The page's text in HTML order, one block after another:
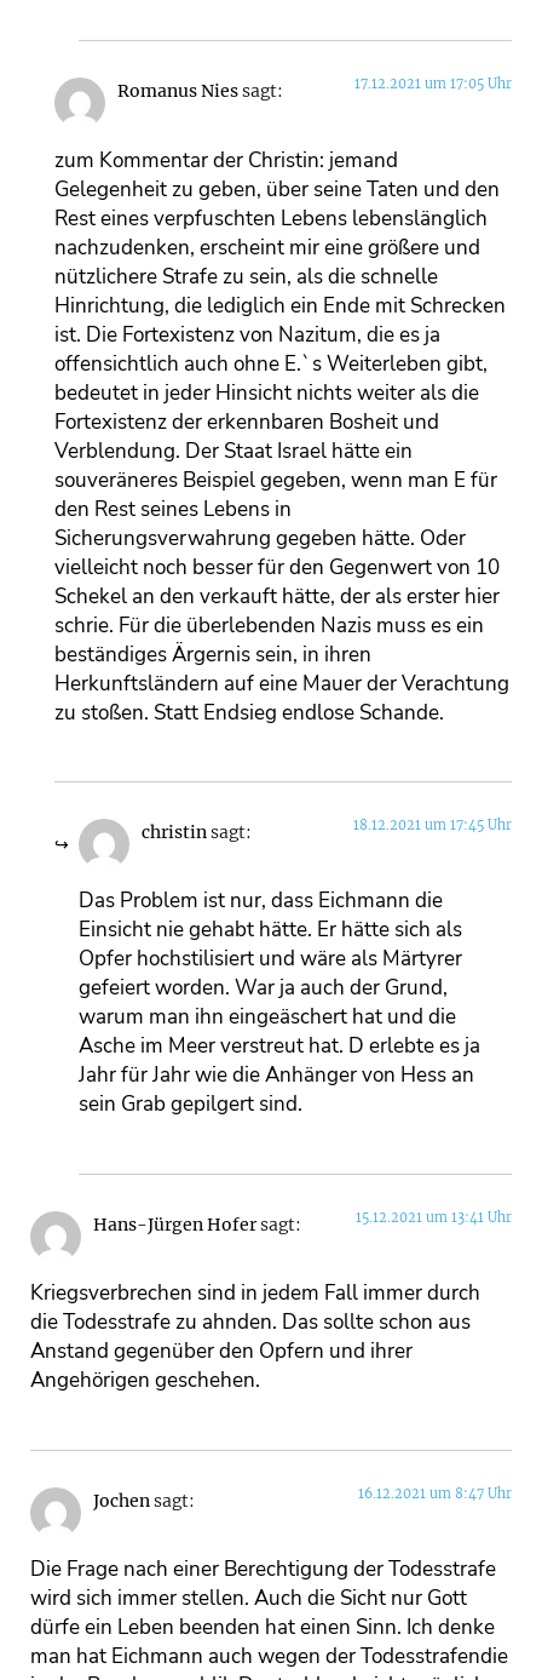
Romanus Niessagt: 17.12.2021 um 17:05 Uhr
zum Kommentar der Christin: jemand
Gelegenheit zu geben, über seine Taten und den
Rest eines verpfuschten Lebens lebenslänglich
nachzudenken, erscheint mir eine größere und
nützlichere Strafe zu sein, als die schnelle
Hinrichtung, die lediglich ein Ende mit Schrecken
ist. Die Fortexistenz von Nazitum, die es ja
offensichtlich auch ohne E.`s Weiterleben gibt,
bedeutet in jeder Hinsicht nichts weiter als die
Fortexistenz der erkennbaren Bosheit und
Verblendung. Der Staat Israel hätte ein
souveräneres Beispiel gegeben, wenn man E für
den Rest seines Lebens in
Sicherungsverwahrung gegeben hätte. Oder
vielleicht noch besser für den Gegenwert von 10
Schekel an den verkauft hätte, der als erster hier
schrie. Für die überlebenden Nazis muss es ein
beständiges Ärgernis sein, in ihren
Herkunftsländern auf eine Mauer der Verachtung
zu stoßen. Statt Endsieg endlose Schande.
christinsagt: 18.12.2021 um 17:45 Uhr
Das Problem ist nur, dass Eichmann die
Einsicht nie gehabt hätte. Er hätte sich als
Opfer hochstilisiert und wäre als Märtyrer
gefeiert worden. War ja auch der Grund,
warum man ihn eingeäschert hat und die
Asche im Meer verstreut hat. D erlebte es ja
Jahr für Jahr wie die Anhänger von Hess an
sein Grab gepilgert sind.
Hans-Jürgen Hofersagt: 15.12.2021 um 13:41 Uhr
Kriegsverbrechen sind in jedem Fall immer durch
die Todesstrafe zu ahnden. Das sollte schon aus
Anstand gegenüber den Opfern und ihrer
Angehörigen geschehen.
Jochensagt: 16.12.2021 um 8:47 Uhr
Die Frage nach einer Berechtigung der Todesstrafe
wird sich immer stellen. Auch die Sicht nur Gott
dürfe ein Leben beenden hat einen Sinn. Ich denke
man hat Eichmann auch wegen der Todesstrafendie